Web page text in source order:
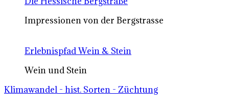
Impressionen von der Bergstrasse
Erlebnispfad Wein & Stein
Wein und Stein
Klimawandel - hist. Sorten - Züchtung